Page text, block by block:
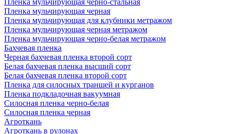
Пленка мульчирующая черно-стальная
Пленка мульчирующая черная
Пленка мульчирующая для клубники метражом
Пленка мульчирующая черная метражом
Пленка мульчирующая черно-белая метражом
Бахчевая пленка
Черная бахчевая пленка второй сорт
Белая бахчевая пленка высший сорт
Белая бахчевая пленка второй сорт
Пленка для силосных траншей и курганов
Пленка подкладочная вакуумная
Силосная пленка черно-белая
Силосная пленка черная
Агроткань
Агроткань в рулонах